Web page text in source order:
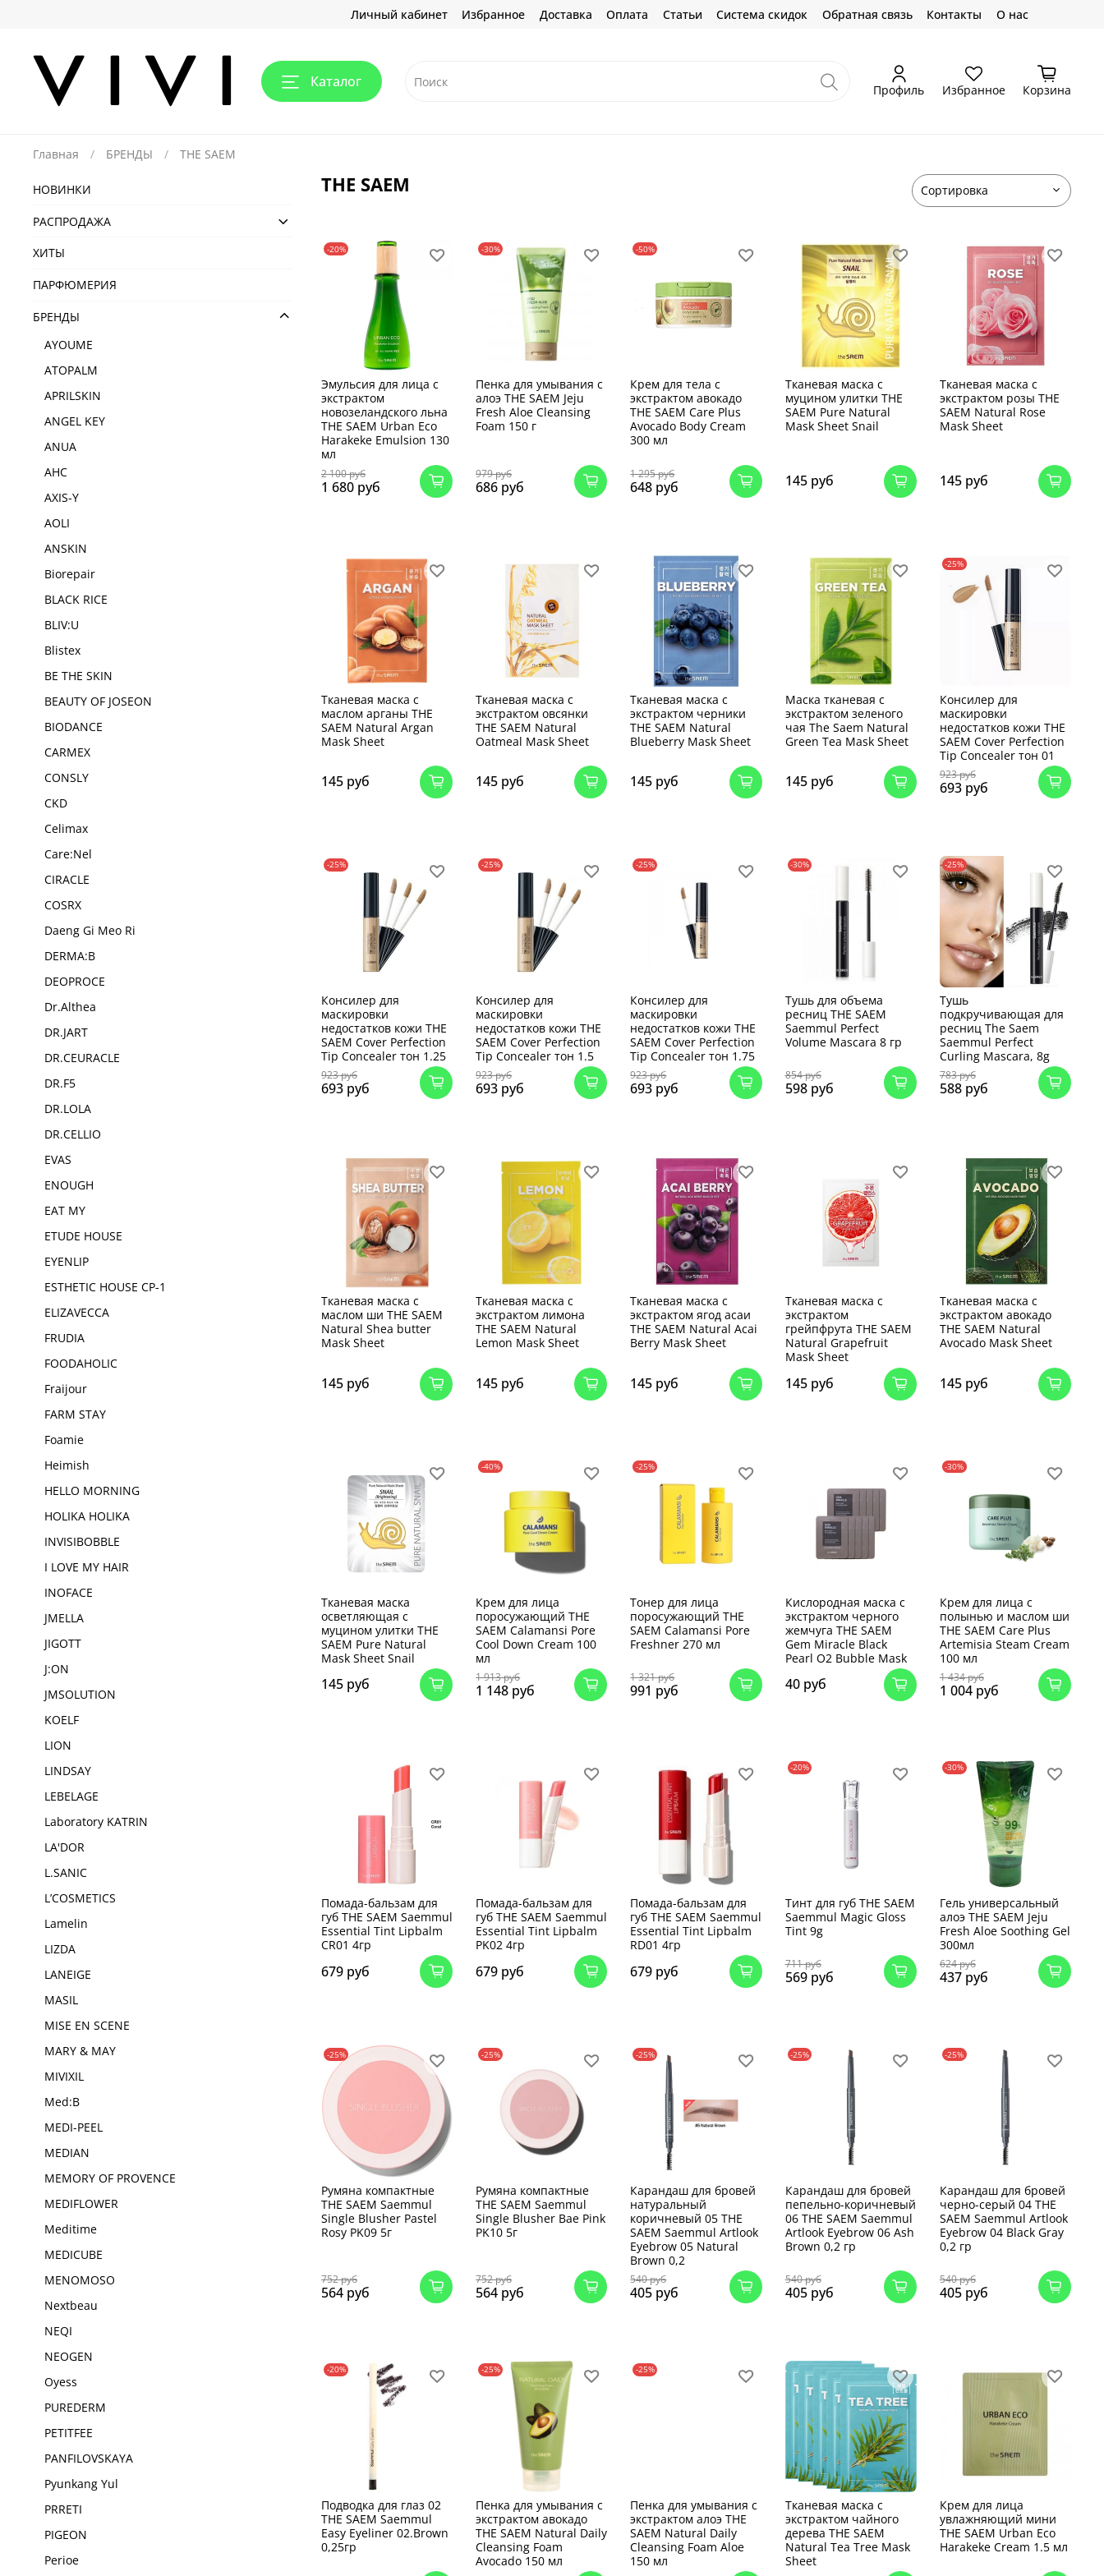
Личный кабинет Избранное Доставка Оплата Статьи Система скидок Обратная связь Контакты О нас
Каталог Профиль Избранное Корзина
Главная БРЕНДЫ THE SAEM
THE SAEM
-20%
Эмульсия для лица с
экстрактом
новозеландского льна
THE SAEM Urban Eco
Harakeke Emulsion 130
мл
2 100 руб
1 680 руб
-30%
Пенка для умывания с
алоэ THE SAEM Jeju
Fresh Aloe Cleansing
Foam 150 г
979 руб
686 руб
-50%
Крем для тела с
экстрактом авокадо
THE SAEM Care Plus
Avocado Body Cream
300 мл
1 295 руб
648 руб
Тканевая маска с
муцином улитки THE
SAEM Pure Natural
Mask Sheet Snail
145 руб
Тканевая маска с
экстрактом розы THE
SAEM Natural Rose
Mask Sheet
145 руб
Тканевая маска с
маслом арганы THE
SAEM Natural Argan
Mask Sheet
145 руб
Тканевая маска с
экстрактом овсянки
THE SAEM Natural
Oatmeal Mask Sheet
145 руб
Тканевая маска с
экстрактом черники
THE SAEM Natural
Blueberry Mask Sheet
145 руб
Маска тканевая с
экстрактом зеленого
чая The Saem Natural
Green Tea Mask Sheet
145 руб
-25%
Консилер для
маскировки
недостатков кожи THE
SAEM Cover Perfection
Tip Concealer тон 01
923 руб
693 руб
-25%
Консилер для
маскировки
недостатков кожи THE
SAEM Cover Perfection
Tip Concealer тон 1.25
923 руб
693 руб
-25%
Консилер для
маскировки
недостатков кожи THE
SAEM Cover Perfection
Tip Concealer тон 1.5
923 руб
693 руб
-25%
Консилер для
маскировки
недостатков кожи THE
SAEM Cover Perfection
Tip Concealer тон 1.75
923 руб
693 руб
-30%
Тушь для объема
ресниц THE SAEM
Saemmul Perfect
Volume Mascara 8 гр
854 руб
598 руб
-25%
Тушь
подкручивающая для
ресниц The Saem
Saemmul Perfect
Curling Mascara, 8g
783 руб
588 руб
Тканевая маска с
маслом ши THE SAEM
Natural Shea butter
Mask Sheet
145 руб
Тканевая маска с
экстрактом лимона
THE SAEM Natural
Lemon Mask Sheet
145 руб
Тканевая маска с
экстрактом ягод асаи
THE SAEM Natural Acai
Berry Mask Sheet
145 руб
Тканевая маска с
экстрактом
грейпфрута THE SAEM
Natural Grapefruit
Mask Sheet
145 руб
Тканевая маска с
экстрактом авокадо
THE SAEM Natural
Avocado Mask Sheet
145 руб
Тканевая маска
осветляющая с
муцином улитки THE
SAEM Pure Natural
Mask Sheet Snail
145 руб
-40%
Крем для лица
поросужающий THE
SAEM Calamansi Pore
Cool Down Cream 100
мл
1 913 руб
1 148 руб
-25%
Тонер для лица
поросужающий THE
SAEM Calamansi Pore
Freshner 270 мл
1 321 руб
991 руб
Кислородная маска с
экстрактом черного
жемчуга THE SAEM
Gem Miracle Black
Pearl O2 Bubble Mask
40 руб
-30%
Крем для лица с
полынью и маслом ши
THE SAEM Care Plus
Artemisia Steam Cream
100 мл
1 434 руб
1 004 руб
Помада-бальзам для
губ THE SAEM Saemmul
Essential Tint Lipbalm
CR01 4гр
679 руб
Помада-бальзам для
губ THE SAEM Saemmul
Essential Tint Lipbalm
PK02 4гр
679 руб
Помада-бальзам для
губ THE SAEM Saemmul
Essential Tint Lipbalm
RD01 4гр
679 руб
-20%
Тинт для губ THE SAEM
Saemmul Magic Gloss
Tint 9g
711 руб
569 руб
-30%
Гель универсальный
алоэ THE SAEM Jeju
Fresh Aloe Soothing Gel
300мл
624 руб
437 руб
-25%
Румяна компактные
THE SAEM Saemmul
Single Blusher Pastel
Rosy PK09 5г
752 руб
564 руб
-25%
Румяна компактные
THE SAEM Saemmul
Single Blusher Bae Pink
PK10 5г
752 руб
564 руб
-25%
Карандаш для бровей
натуральный
коричневый 05 THE
SAEM Saemmul Artlook
Eyebrow 05 Natural
Brown 0,2
540 руб
405 руб
-25%
Карандаш для бровей
пепельно-коричневый
06 THE SAEM Saemmul
Artlook Eyebrow 06 Ash
Brown 0,2 гр
540 руб
405 руб
-25%
Карандаш для бровей
черно-серый 04 THE
SAEM Saemmul Artlook
Eyebrow 04 Black Gray
0,2 гр
540 руб
405 руб
-20%
Подводка для глаз 02
THE SAEM Saemmul
Easy Eyeliner 02.Brown
0,25гр
-25%
Пенка для умывания с
экстрактом авокадо
THE SAEM Natural Daily
Cleansing Foam
Avocado 150 мл
-25%
Пенка для умывания с
экстрактом алоэ THE
SAEM Natural Daily
Cleansing Foam Aloe
150 мл
Тканевая маска с
экстрактом чайного
дерева THE SAEM
Natural Tea Tree Mask
Sheet
Крем для лица
увлажняющий мини
THE SAEM Urban Eco
Harakeke Cream 1.5 мл
НОВИНКИ
РАСПРОДАЖА
ХИТЫ
ПАРФЮМЕРИЯ
БРЕНДЫ
AYOUME
ATOPALM
APRILSKIN
ANGEL KEY
ANUA
AHC
AXIS-Y
AOLI
ANSKIN
Biorepair
BLACK RICE
BLIV:U
Blistex
BE THE SKIN
BEAUTY OF JOSEON
BIODANCE
CARMEX
CONSLY
CKD
Celimax
Care:Nel
CIRACLE
COSRX
Daeng Gi Meo Ri
DERMA:B
DEOPROCE
Dr.Althea
DR.JART
DR.CEURACLE
DR.F5
DR.LOLA
DR.CELLIO
EVAS
ENOUGH
EAT MY
ETUDE HOUSE
EYENLIP
ESTHETIC HOUSE CP-1
ELIZAVECCA
FRUDIA
FOODAHOLIC
Fraijour
FARM STAY
Foamie
Heimish
HELLO MORNING
HOLIKA HOLIKA
INVISIBOBBLE
I LOVE MY HAIR
INOFACE
JMELLA
JIGOTT
J:ON
JMSOLUTION
KOELF
LION
LINDSAY
LEBELAGE
Laboratory KATRIN
LA'DOR
L.SANIC
L’COSMETICS
Lamelin
LIZDA
LANEIGE
MASIL
MISE EN SCENE
MARY & MAY
MIVIXIL
Med:B
MEDI-PEEL
MEDIAN
MEMORY OF PROVENCE
MEDIFLOWER
Meditime
MEDICUBE
MENOMOSO
Nextbeau
NEQI
NEOGEN
Oyess
PUREDERM
PETITFEE
PANFILOVSKAYA
Pyunkang Yul
PRRETI
PIGEON
Perioe